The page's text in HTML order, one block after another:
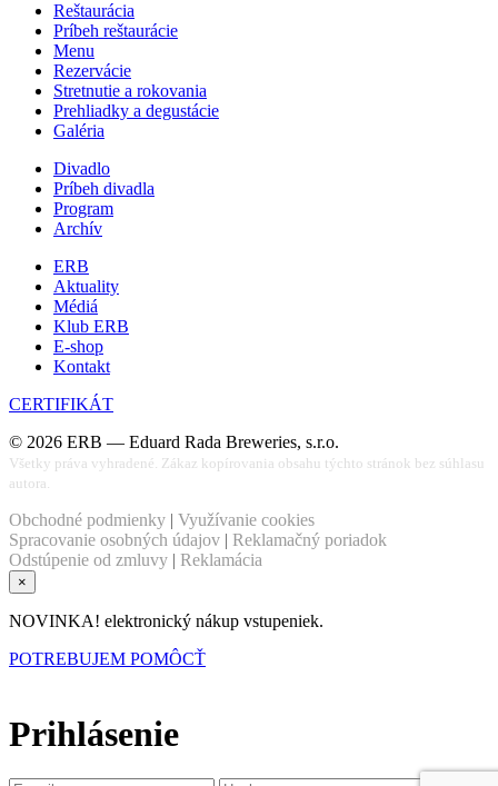
Reštaurácia
Príbeh reštaurácie
Menu
Rezervácie
Stretnutie a rokovania
Prehliadky a degustácie
Galéria
Divadlo
Príbeh divadla
Program
Archív
ERB
Aktuality
Médiá
Klub ERB
E-shop
Kontakt
CERTIFIKÁT
© 2026 ERB — Eduard Rada Breweries, s.r.o.
Všetky práva vyhradené. Zákaz kopírovania obsahu týchto stránok bez súhlasu
autora.
Obchodné podmienky | Využívanie cookies
Spracovanie osobných údajov | Reklamačný poriadok
Odstúpenie od zmluvy | Reklamácia
×
NOVINKA! elektronický nákup vstupeniek.
POTREBUJEM POMÔCŤ
Prihlásenie